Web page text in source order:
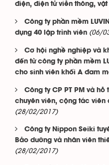
điện, điện tử viễn thông,
Công ty phần mềm
dụng 40 lập trình viên (06/
Cơ hội nghề nghiệp và
đến từ công ty phần mềm
cho sinh viên khối A đam
Công ty CP PT PM và
chuyên viên, cộng tác viên
(28/02/2017)
Công ty Nippon Seiki
Bảo dưỡng và nhân viên
(28/02/2017)